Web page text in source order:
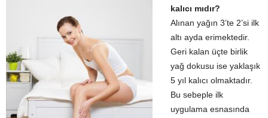
kalıcı mıdır?
Alınan yağın 3’te 2’si ilk
altı ayda erimektedir.
Geri kalan üçte birlik
yağ dokusu ise yaklaşık
5 yıl kalıcı olmaktadır.
Bu sebeple ilk
uygulama esnasında